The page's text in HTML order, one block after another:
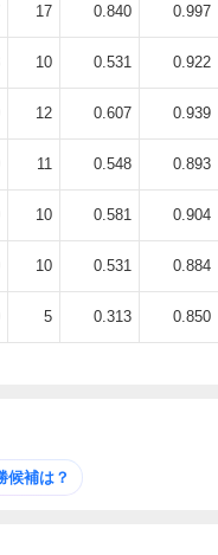
17 0.840 0.997
10 0.531 0.922
12 0.607 0.939
11 0.548 0.893
10 0.581 0.904
10 0.531 0.884
5 0.313 0.850
候補は？